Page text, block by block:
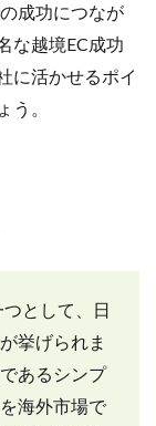
成功につなが
な越境EC成功
に活かせるポイ
う。
として、日
挙げられま
あるシンプ
海外市場で